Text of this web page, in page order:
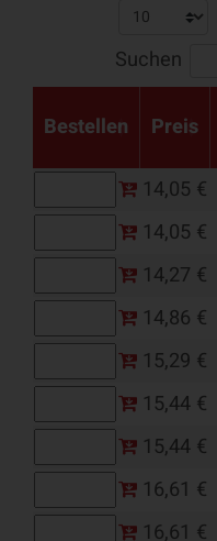
Suchen
Bestellen Preis
14,05 €
14,05 €
14,27 €
14,86 €
15,29 €
15,44 €
15,44 €
16,61 €
16,61 €